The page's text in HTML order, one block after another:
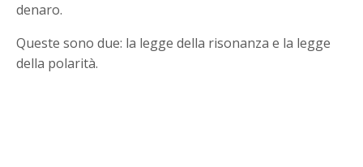
denaro.
Queste sono due: la legge della risonanza e la legge
della polarità.